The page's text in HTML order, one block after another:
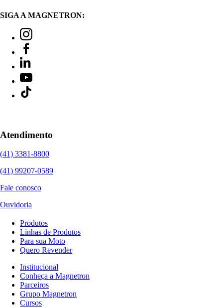
SIGA A MAGNETRON:
Atendimento
(41) 3381-8800
(41) 99207-0589
Fale conosco
Ouvidoria
Produtos
Linhas de Produtos
Para sua Moto
Quero Revender
Institucional
Conheça a Magnetron
Parceiros
Grupo Magnetron
Cursos